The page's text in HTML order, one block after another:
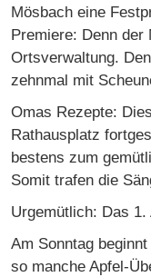
Mösbach eine
Premiere: Denn
Ortsverwaltung.
zehnmal mit
Omas Rezepte:
Rathausplatz
bestens zum
Somit trafen die
Urgemütlich: Das
Am Sonntag
so manche Apfel-